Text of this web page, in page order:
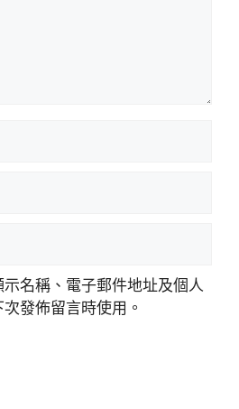
名稱、電子郵件地址及個人
發佈留言時使用。